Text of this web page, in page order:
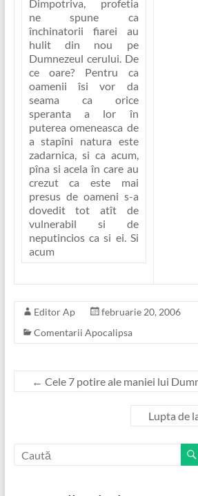
Dimpotriva, profetia
ne spune ca
închinatorii fiarei au
hulit din nou pe
Dumnezeul cerului. De
ce oare? Pentru ca
oamenii îsi vor da
seama ca orice
speranta a lor în
puterea omeneasca de
a stapîni natura este
zadarnica, si ca acum,
pîna si acela în care au
crezut ca este mai
presus de oameni s-a
dovedit tot atît de
vulnerabil si de
neputincios ca si ei. Si
acum
Editor Ap
februarie 20, 2006
Comentarii Apocalipsa
← Cele 7 potire ale maniei lui
Lupta de